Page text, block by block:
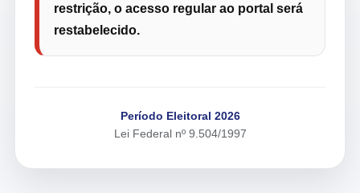
restrição, o acesso regular ao portal será
restabelecido.
Período Eleitoral 2026
Lei Federal nº 9.504/1997